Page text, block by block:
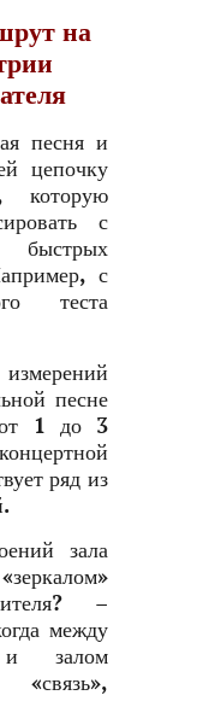
на
песня и
цепочку
которую
с
с
теста
песне
от 1 до 3
ряд из
зала
–
между
и залом